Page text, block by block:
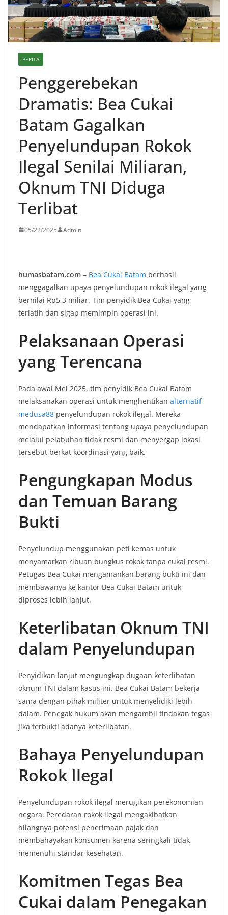
BERITA
Penggerebekan
Dramatis: Bea Cukai
Batam Gagalkan
Penyelundupan Rokok
Ilegal Senilai Miliaran,
Oknum TNI Diduga
Terlibat
05/22/2025 Admin
humasbatam.com – Bea Cukai Batam berhasil
menggagalkan upaya penyelundupan rokok ilegal yang
bernilai Rp5,3 miliar. Tim penyidik Bea Cukai yang
terlatih dan sigap memimpin operasi ini.
Pelaksanaan Operasi
yang Terencana
Pada awal Mei 2025, tim penyidik Bea Cukai Batam
melaksanakan operasi untuk menghentikan alternatif
medusa88 penyelundupan rokok ilegal. Mereka
mendapatkan informasi tentang upaya penyelundupan
melalui pelabuhan tidak resmi dan menyergap lokasi
tersebut berkat koordinasi yang baik.
Pengungkapan Modus
dan Temuan Barang
Bukti
Penyelundup menggunakan peti kemas untuk
menyamarkan ribuan bungkus rokok tanpa cukai resmi.
Petugas Bea Cukai mengamankan barang bukti ini dan
membawanya ke kantor Bea Cukai Batam untuk
diproses lebih lanjut.
Keterlibatan Oknum TNI
dalam Penyelundupan
Penyidikan lanjut mengungkap dugaan keterlibatan
oknum TNI dalam kasus ini. Bea Cukai Batam bekerja
sama dengan pihak militer untuk menyelidiki lebih
dalam. Penegak hukum akan mengambil tindakan tegas
jika terbukti adanya keterlibatan.
Bahaya Penyelundupan
Rokok Ilegal
Penyelundupan rokok ilegal merugikan perekonomian
negara. Peredaran rokok ilegal mengakibatkan
hilangnya potensi penerimaan pajak dan
membahayakan konsumen karena seringkali tidak
memenuhi standar kesehatan.
Komitmen Tegas Bea
Cukai dalam Penegakan